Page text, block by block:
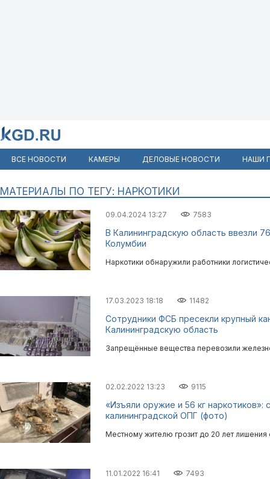
ВСЕ НОВОСТИ КАМЕРЫ ДЕЛОВЫЕ НОВОСТИ НАШИ
МАТЕРИАЛЫ ПО ТЕГУ: НАРКОТИКИ
09.04.2024 13:27 7583
В Калининградскую область ввезли
Колумбии
Наркотики обнаружили работники
17.03.2023 18:18 11482
Сотрудники ФСБ пресекли крупный
Калининградскую область
Запрещённые вещества перевозили
02.02.2022 13:23 9115
«Изъяли оружие и 56 кг
калининградской ОПГ (фото)
Местному жителю грозит до 20 лет
11.01.2022 16:41 7493